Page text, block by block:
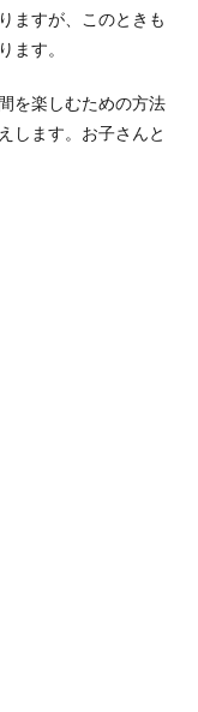
ますが、このときも
ます。
を楽しむための方法
します。お子さんと